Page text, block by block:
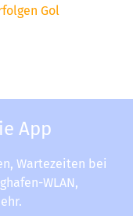
Gol
App
Wartezeiten bei
WLAN,